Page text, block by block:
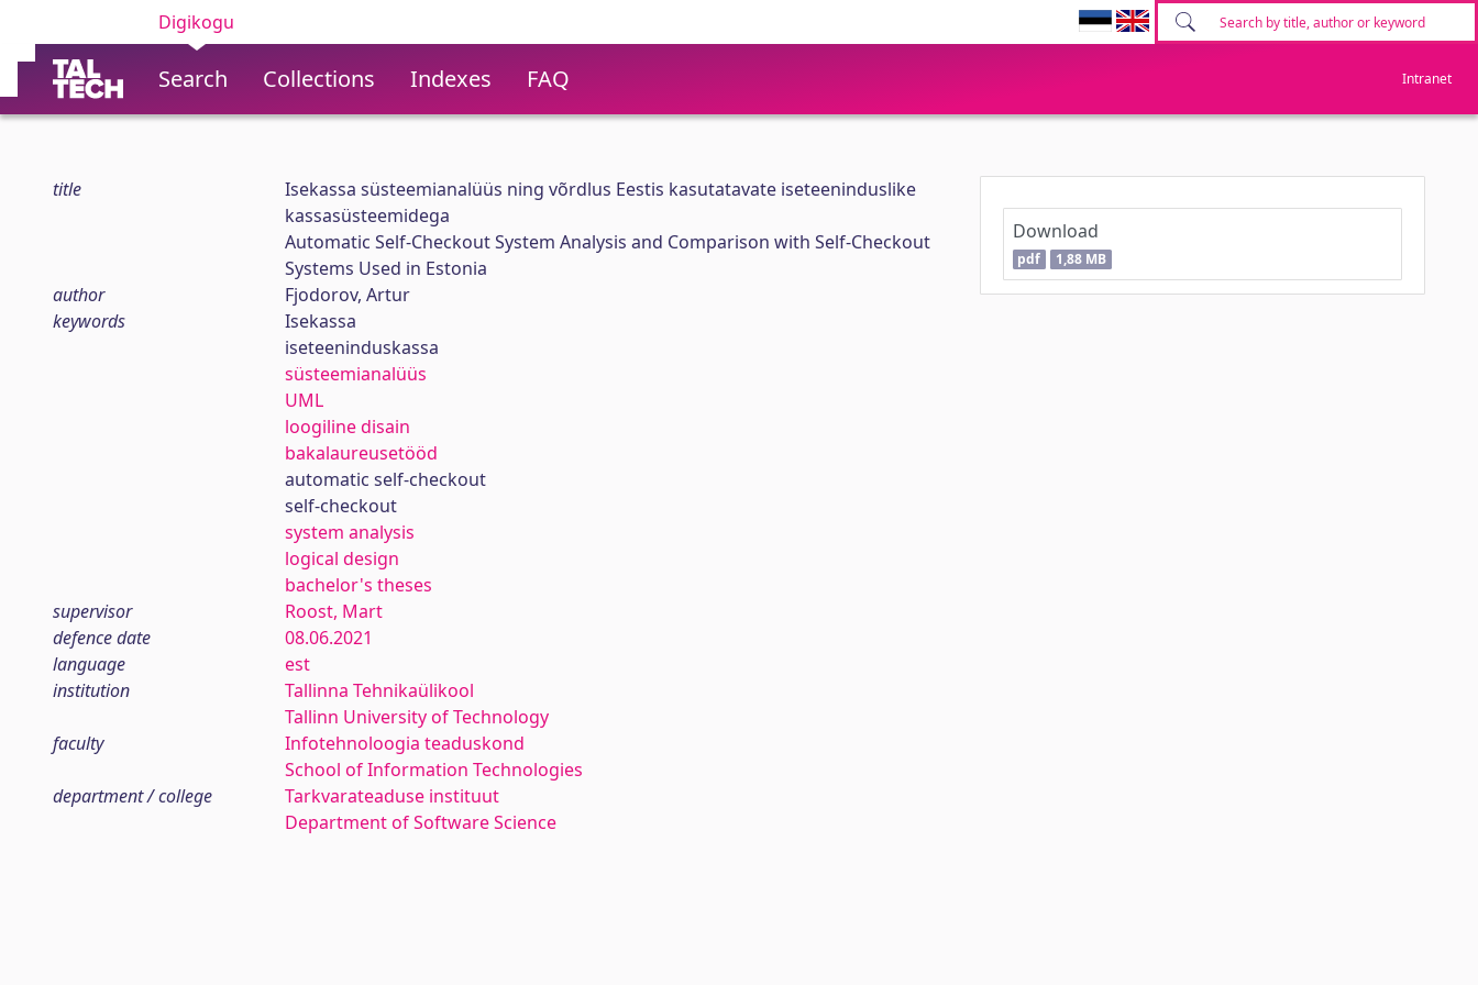
Digikogu
Search Collections Indexes FAQ Intranet
title
Isekassa süsteemianalüüs ning võrdlus Eestis kasutatavate iseteeninduslike
kassasüsteemidega
Automatic Self-Checkout System Analysis and Comparison with Self-Checkout
Systems Used in Estonia
author
Fjodorov, Artur
keywords
Isekassa
iseteeninduskassa
süsteemianalüüs
UML
loogiline disain
bakalaureusetööd
automatic self-checkout
self-checkout
system analysis
logical design
bachelor's theses
supervisor
Roost, Mart
defence date
08.06.2021
language
est
institution
Tallinna Tehnikaülikool
Tallinn University of Technology
faculty
Infotehnoloogia teaduskond
School of Information Technologies
department / college
Tarkvarateaduse instituut
Department of Software Science
Download
pdf 1,88 MB